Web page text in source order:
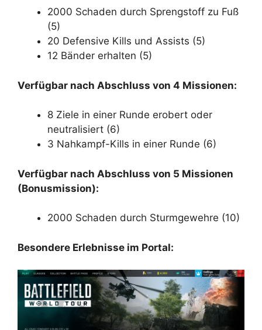
2000 Schaden durch Sprengstoff zu Fuß
(5)
20 Defensive Kills und Assists (5)
12 Bänder erhalten (5)
Verfügbar nach Abschluss von 4 Missionen:
8 Ziele in einer Runde erobert oder
neutralisiert (6)
3 Nahkampf-Kills in einer Runde (6)
Verfügbar nach Abschluss von 5 Missionen
(Bonusmission):
2000 Schaden durch Sturmgewehre (10)
Besondere Erlebnisse im Portal: